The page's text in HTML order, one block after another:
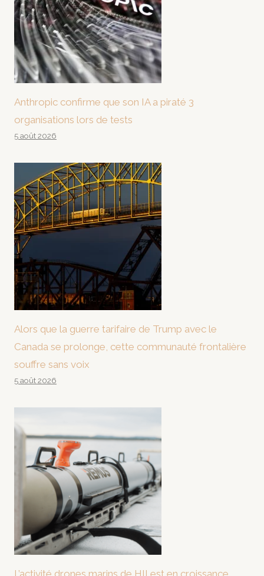
Anthropic confirme que son IA a piraté 3
organisations lors de tests
5 août 2026
Alors que la guerre tarifaire de Trump avec le
Canada se prolonge, cette communauté frontalière
souffre sans voix
5 août 2026